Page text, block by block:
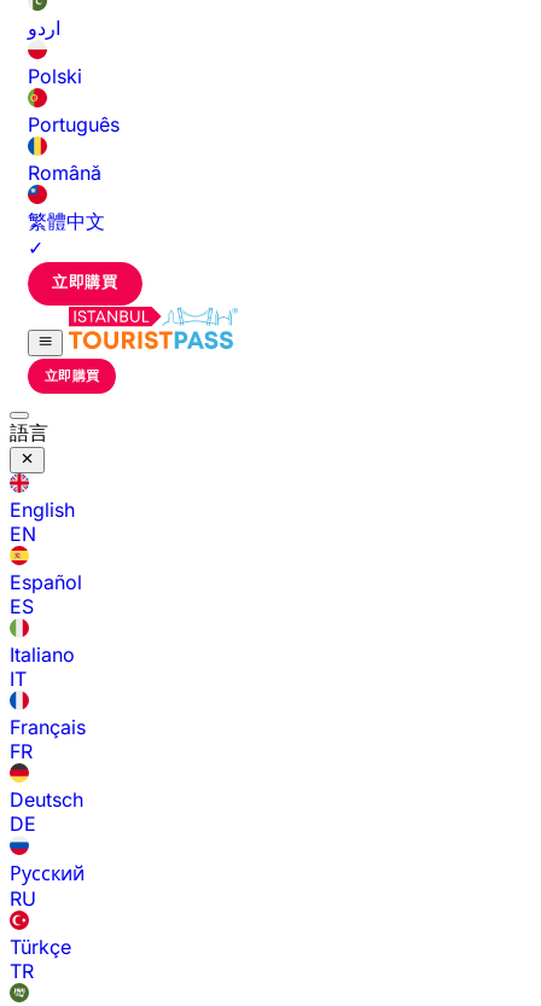
اردو
Polski
Português
Română
繁體中文
✓
立即購買
立即購買
語言
English
EN
Español
ES
Italiano
IT
Français
FR
Deutsch
DE
Русский
RU
Türkçe
TR